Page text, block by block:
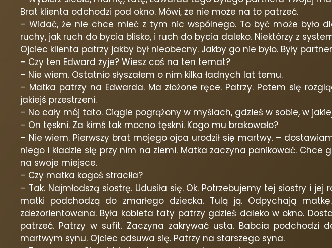
Brat klienta odchodzi pod okno. Mówi, że nie może na to patrzeć.
– Widać, że nie chce mieć z tym nic wspólnego. To być może było
ruchy, jak ruch do bycia blisko, i ruch do bycia daleko. Niektórzy z
Ojciec klienta patrzy jakby był nieobecny. Jakby go nie było. Były
– Czy ten Edward żyje? Wiesz coś na ten temat?
– Nie wiem. Ostatnio słyszałem o nim kilka ładnych lat temu.
– Matka patrzy na Edwarda. Ma złożone ręce. Patrzy. Potem się
jakiejś przestrzeni.
– No cały mój tato. Ciągle pogrążony w myślach, gdzieś w sobie, w
– On tęskni. Za kimś tak mocno tęskni. Kogo mu brakowało?
– Nie wiem. Pierwszy brat mojego ojca urodził się martwy. –
niego i kładzie się przy nim na ziemi. Matka zaczyna panikować.
na swoje miejsce.
– Czy matka kogoś straciła?
– Tak. Najmłodszą siostrę. Udusiła się. Ok. Potrzebujemy tej siostry i
matki podchodzą do zmarłego dziecka. Tulą ją. Odpychają
zdezorientowana. Była kobieta taty patrzy gdzieś daleko w okno.
patrzeć. Patrzy w sufit. Zaczyna zakrywać usta. Babcia podchodzi
martwym synu. Ojciec odsuwa się. Patrzy na starszego syna.